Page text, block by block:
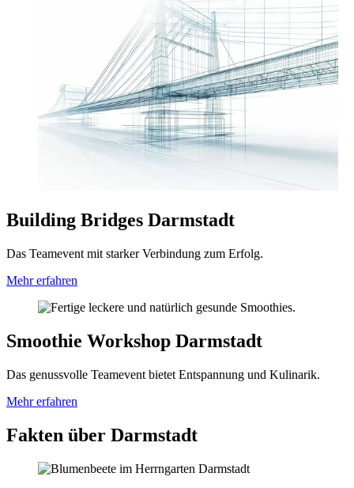
Building Bridges Darmstadt
Das Teamevent mit starker Verbindung zum Erfolg.
Mehr erfahren
Smoothie Workshop Darmstadt
Das genussvolle Teamevent bietet Entspannung und Kulinarik.
Mehr erfahren
Fakten über Darmstadt